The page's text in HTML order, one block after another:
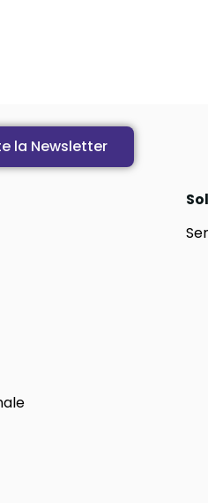
la Newsletter